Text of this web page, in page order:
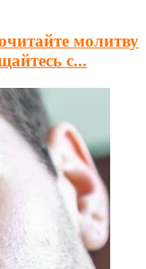
молитву
с...